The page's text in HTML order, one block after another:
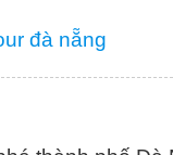
đà nẵng